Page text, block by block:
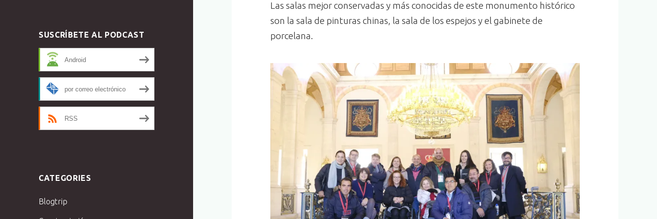
SUSCRÍBETE AL PODCAST
Android
por correo electrónico
RSS
CATEGORIES
Blogtrip
Las salas mejor conservadas y más conocidas de este monumento histórico
son la sala de pinturas chinas, la sala de los espejos y el gabinete de
porcelana.